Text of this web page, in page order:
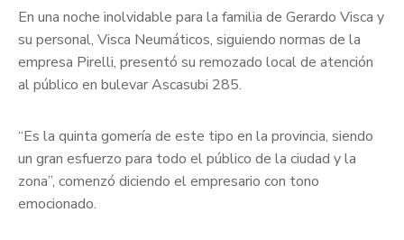
En una noche inolvidable para la familia de Gerardo Visca y
su personal, Visca Neumáticos, siguiendo normas de la
empresa Pirelli, presentó su remozado local de atención
al público en bulevar Ascasubi 285.
“Es la quinta gomería de este tipo en la provincia, siendo
un gran esfuerzo para todo el público de la ciudad y la
zona”, comenzó diciendo el empresario con tono
emocionado.